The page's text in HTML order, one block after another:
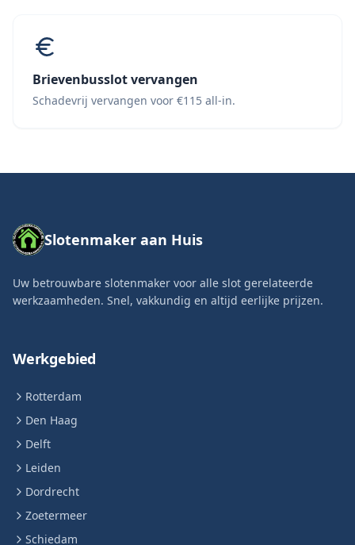
Brievenbusslot vervangen
Schadevrij vervangen voor €115 all-in.
Slotenmaker aan Huis
Uw betrouwbare slotenmaker voor alle slot gerelateerde
werkzaamheden. Snel, vakkundig en altijd eerlijke prijzen.
Werkgebied
Rotterdam
Den Haag
Delft
Leiden
Dordrecht
Zoetermeer
Schiedam